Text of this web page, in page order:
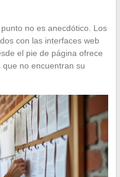
no es anecdótico. Los
con las interfaces web
el pie de página ofrece
no encuentran su